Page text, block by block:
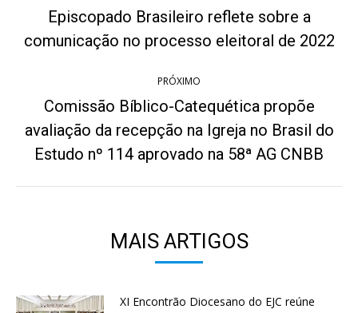
post:
Post
anterior:
Episcopado Brasileiro reflete sobre a
comunicação no processo eleitoral de 2022
PRÓXIMO
Próximo
post:
Comissão Bíblico-Catequética propõe
avaliação da recepção na Igreja no Brasil do
Estudo nº 114 aprovado na 58ª AG CNBB
MAIS ARTIGOS
XI Encontrão Diocesano do EJC reúne